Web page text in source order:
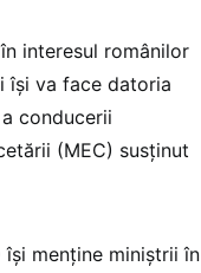
interesul românilor
își va face datoria
conducerii
(MEC) susținut
își menține miniștrii în